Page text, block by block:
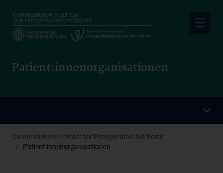
main
content
Patient:innenorganisationen
Comprehensive Center for Perioperative Medicine
Patient:innenorganisationen